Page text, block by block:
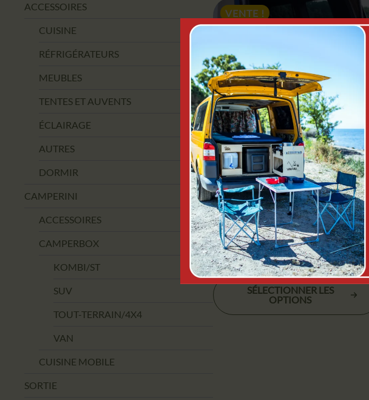
ACCESSOIRES
CUISINE
RÉFRIGÉRATEURS
MEUBLES
TENTES ET AUVENTS
ÉCLAIRAGE
AUTRES
DORMIR
CAMPERINI
ACCESSOIRES
CAMPERBOX
KOMBI/ST
SUV
TOUT-TERRAIN/4X4
VAN
CUISINE MOBILE
SORTIE
VENTE !
CAMPERINI 4RESTER -
CARROSSERIE DE CAMPING
POUR SUV ET VÉHICULES
TOUT-TERRAIN | CUISINE, LIT,
DOUCHE
1699,00€–2049,00
Plage
de
prix :
1699,00 €
SÉLECTIONNER LES
OPTIONS
Ce
produit